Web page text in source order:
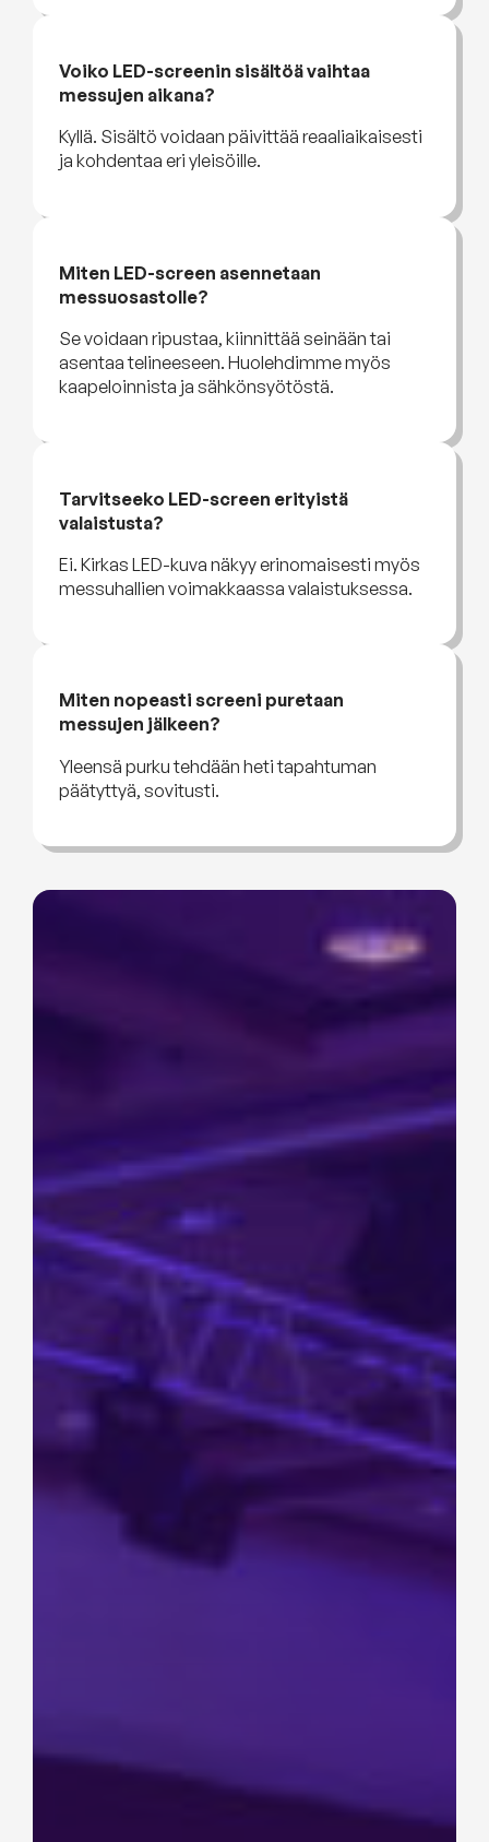
Voiko LED-screenin sisältöä vaihtaa
messujen aikana?
Kyllä. Sisältö voidaan päivittää reaaliaikaisesti
ja kohdentaa eri yleisöille.
Miten LED-screen asennetaan
messuosastolle?
Se voidaan ripustaa, kiinnittää seinään tai
asentaa telineeseen. Huolehdimme myös
kaapeloinnista ja sähkönsyötöstä.
Tarvitseeko LED-screen erityistä
valaistusta?
Ei. Kirkas LED-kuva näkyy erinomaisesti myös
messuhallien voimakkaassa valaistuksessa.
Miten nopeasti screeni puretaan
messujen jälkeen?
Yleensä purku tehdään heti tapahtuman
päätyttyä, sovitusti.